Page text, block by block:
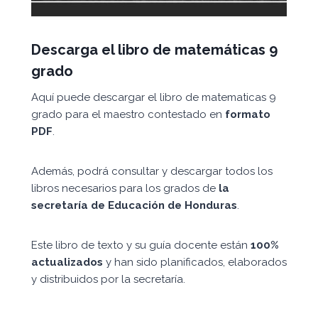
Descarga el libro de matemáticas 9
grado
Aquí puede descargar el libro de matematicas 9
grado para el maestro contestado en formato
PDF.
Además, podrá consultar y descargar todos los
libros necesarios para los grados de la
secretaría de Educación de Honduras.
Este libro de texto y su guía docente están 100%
actualizados y han sido planificados, elaborados
y distribuidos por la secretaría.